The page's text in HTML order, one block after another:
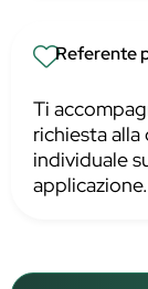
Referente
Ti
richiesta
individuale
applicazione.